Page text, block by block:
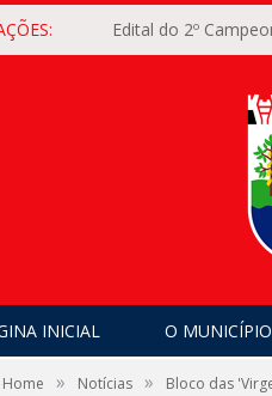
Edital do 2º
INICIAL O MUNICÍPIO
Home » Notícias » Bloco das